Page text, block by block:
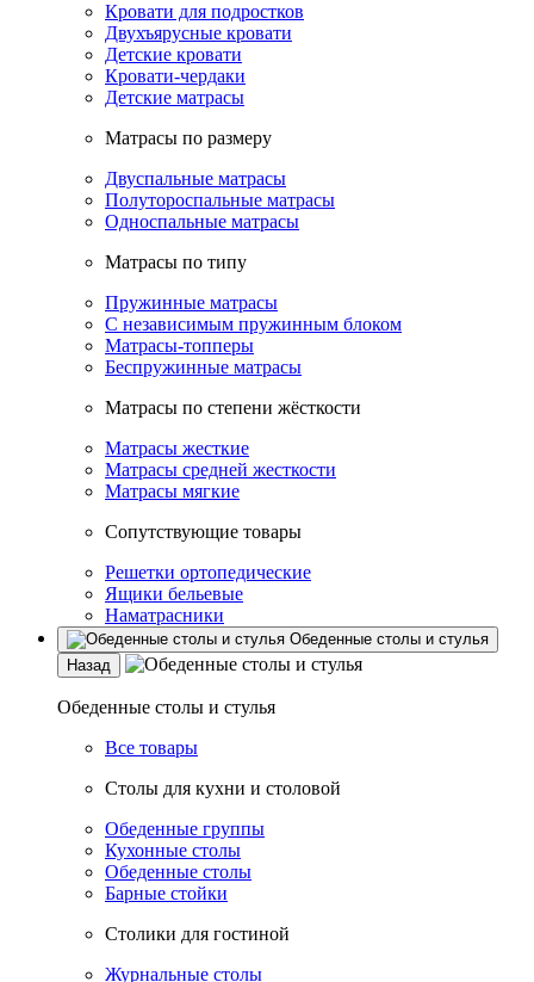
Кровати для подростков
Двухъярусные кровати
Детские кровати
Кровати-чердаки
Детские матрасы
Матрасы по размеру
Двуспальные матрасы
Полутороспальные матрасы
Односпальные матрасы
Матрасы по типу
Пружинные матрасы
С независимым пружинным блоком
Матрасы-топперы
Беспружинные матрасы
Матрасы по степени жёсткости
Матрасы жесткие
Матрасы средней жесткости
Матрасы мягкие
Сопутствующие товары
Решетки ортопедические
Ящики бельевые
Наматрасники
Обеденные столы и стулья
Назад
Обеденные столы и стулья
Все товары
Столы для кухни и столовой
Обеденные группы
Кухонные столы
Обеденные столы
Барные стойки
Столики для гостиной
Журнальные столы